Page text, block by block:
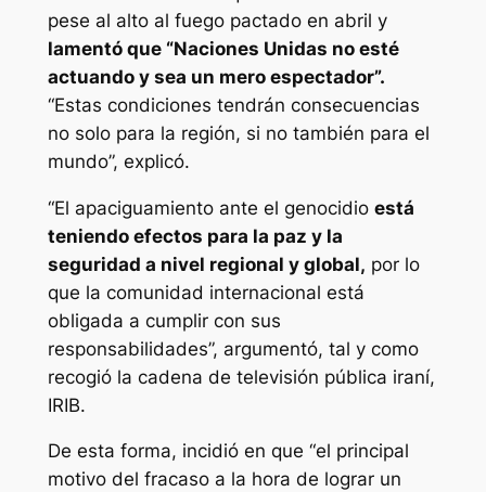
pese al alto al fuego pactado en abril y
lamentó que “Naciones Unidas no esté
actuando y sea un mero espectador”.
“Estas condiciones tendrán consecuencias
no solo para la región, si no también para el
mundo”, explicó.
“El apaciguamiento ante el genocidio está
teniendo efectos para la paz y la
seguridad a nivel regional y global, por lo
que la comunidad internacional está
obligada a cumplir con sus
responsabilidades”, argumentó, tal y como
recogió la cadena de televisión pública iraní,
IRIB.
De esta forma, incidió en que “el principal
motivo del fracaso a la hora de lograr un